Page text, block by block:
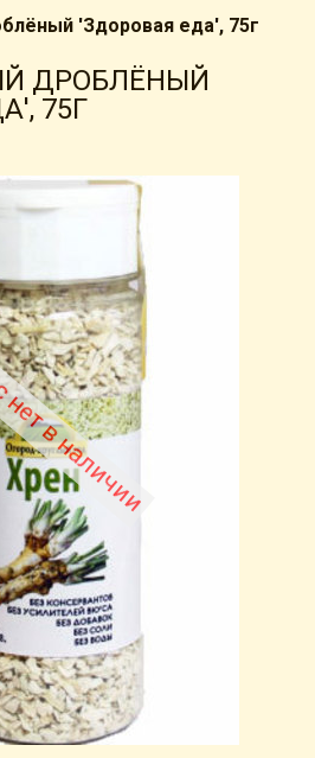
'Здоровая еда', 75г
ДРОБЛЁНЫЙ
75Г
в наличии